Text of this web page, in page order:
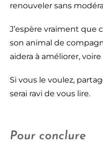
renouveler sans
J’espère vraiment que
son animal de
aidera à améliorer,
Si vous le voulez,
serai ravi de vous lire.
Pour conclure